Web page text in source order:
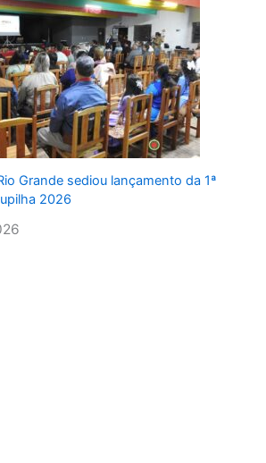
Grande sediou lançamento da 1ª
2026